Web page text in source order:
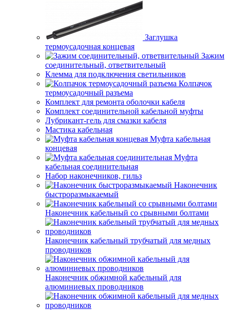
Заглушка
термоусадочная концевая
Зажим
соединительный, ответвительный
Клемма для подключения светильников
Колпачок
термоусадочный разъема
Комплект для ремонта оболочки кабеля
Комплект соединительной кабельной муфты
Лубрикант-гель для смазки кабеля
Мастика кабельная
Муфта кабельная
концевая
Муфта
кабельная соединительная
Набор наконечников, гильз
Наконечник
быстроразмыкаемый
Наконечник кабельный со срывными болтами
Наконечник кабельный трубчатый для медных
проводников
Наконечник обжимной кабельный для
алюминиевых проводников